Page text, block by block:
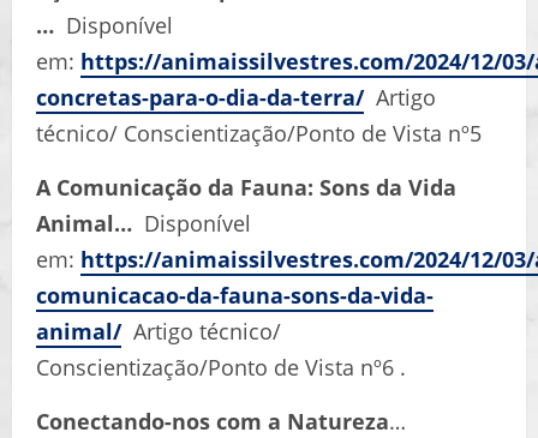
… Disponível
em: https://animaissilvestres.com/2024/12/03/
concretas-para-o-dia-da-terra/ Artigo
técnico/ Conscientização/Ponto de Vista nº5
A Comunicação da Fauna: Sons da Vida
Animal… Disponível
em: https://animaissilvestres.com/2024/12/
comunicacao-da-fauna-sons-da-vida-
animal/ Artigo técnico/
Conscientização/Ponto de Vista nº6 .
Conectando-nos com a Natureza…